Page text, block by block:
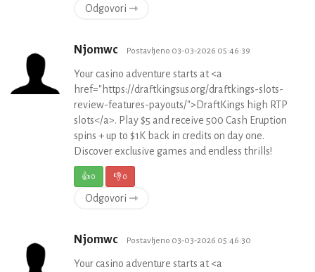
Odgovori ⇾
Njomwc Postavljeno 03-03-2026 05:46:39
Your casino adventure starts at <a
href="https://draftkingsus.org/draftkings-slots-
review-features-payouts/">DraftKings high RTP
slots</a>. Play $5 and receive 500 Cash Eruption
spins + up to $1K back in credits on day one.
Discover exclusive games and endless thrills!
👍0 👎0
Odgovori ⇾
Njomwc Postavljeno 03-03-2026 05:46:30
Your casino adventure starts at <a